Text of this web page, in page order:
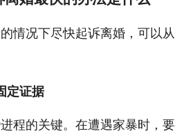
情况下尽快起诉离婚，可以从
定证据
程的关键。在遭遇家暴时，要